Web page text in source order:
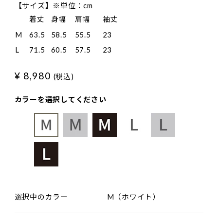
【サイズ】※単位：cm
着丈
身幅 肩幅
袖丈
M
63.5 58.5 55.5
23
L
71.5 60.5 57.5 23
¥ 8,980 (税込)
カラーを選択してください
選択中のカラー M（ホワイト）